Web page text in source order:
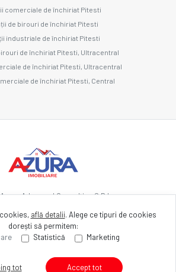
comerciale de închiriat Pitesti
de birouri de închiriat Pitesti
industriale de închiriat Pitesti
de închiriat Pitesti, Ultracentral
de închiriat Pitesti, Ultracentral
de închiriat Pitesti, Central
Advanced Consulting S.R.L.
creat în
află detalii. Alege ce tipuri de cookies
dorești să permitem:
Statistică Marketing
tot Accept tot